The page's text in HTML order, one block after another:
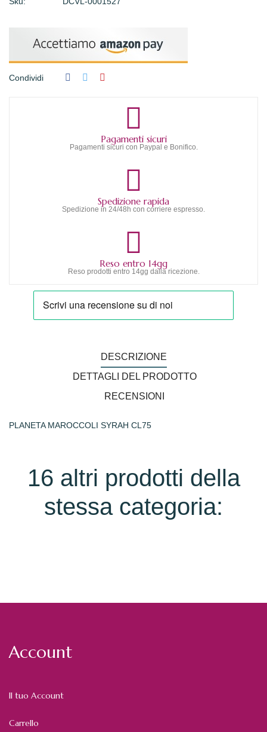
Condividi
Pagamenti sicuri
Pagamenti sicuri con Paypal e Bonifico.
Spedizione rapida
Spedizione in 24/48h con corriere espresso.
Reso entro 14gg
Reso prodotti entro 14gg dalla ricezione.
DESCRIZIONE
DETTAGLI DEL PRODOTTO
RECENSIONI
PLANETA MAROCCOLI SYRAH CL75
16 altri prodotti della
stessa categoria:
Account
Il tuo Account
Carrello